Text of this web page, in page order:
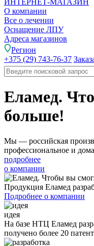
ИНТЕРНЕТ-МАГАЗИН
О компании
Все о лечении
Оснащение ЛПУ
Адреса магазинов
Регион
+375 (29) 743-76-37
Еламед.
больше!
Мы — российская
профессиональное и
подробнее
о компании
Продукция Еламед
Подробнее о компании
идея
На базе НТЦ Еламед
получено более 20